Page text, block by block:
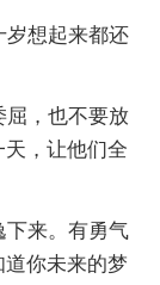
岁想起来都还
屈，也不要放
，让他们全
下来。有勇气
你未来的梦